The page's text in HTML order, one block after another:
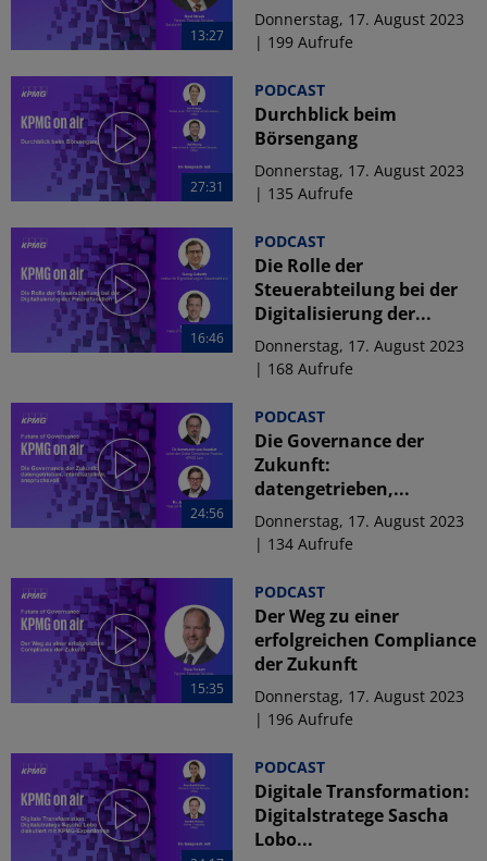
13:27
Donnerstag, 17. August 2023
| 199 Aufrufe
27:31
PODCAST
Durchblick beim
Börsengang
Donnerstag, 17. August 2023
| 135 Aufrufe
16:46
PODCAST
Die Rolle der
Steuerabteilung bei der
Digitalisierung der...
Donnerstag, 17. August 2023
| 168 Aufrufe
24:56
PODCAST
Die Governance der
Zukunft:
datengetrieben,...
Donnerstag, 17. August 2023
| 134 Aufrufe
15:35
PODCAST
Der Weg zu einer
erfolgreichen Compliance
der Zukunft
Donnerstag, 17. August 2023
| 196 Aufrufe
PODCAST
Digitale Transformation:
Digitalstratege Sascha
Lobo...